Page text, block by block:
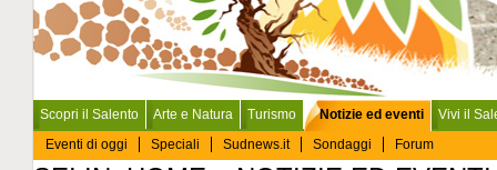
Scopri il Salento Arte e Natura Turismo
Notizie ed eventi
Eventi di oggi
Speciali Sudnews.it Sondaggi Forum
Vivi il